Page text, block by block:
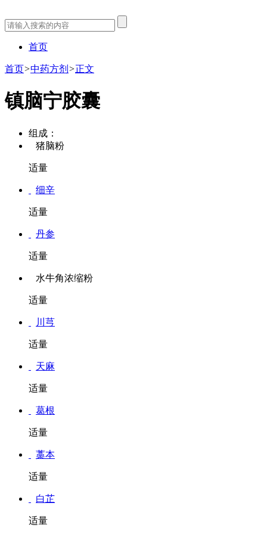
首页
首页>中药方剂 >正文
镇脑宁胶囊
组成：
猪脑粉
适量
细辛
适量
丹参
适量
水牛角浓缩粉
适量
川芎
适量
天麻
适量
葛根
适量
藁本
适量
白芷
适量